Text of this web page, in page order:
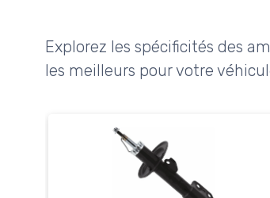
Explorez les spécificités des
les meilleurs pour votre